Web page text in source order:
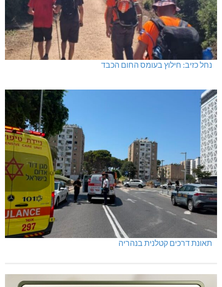
נחל כזיב: חילוץ בעומס החום הכבד
תאונת דרכים קטלנית בנהריה